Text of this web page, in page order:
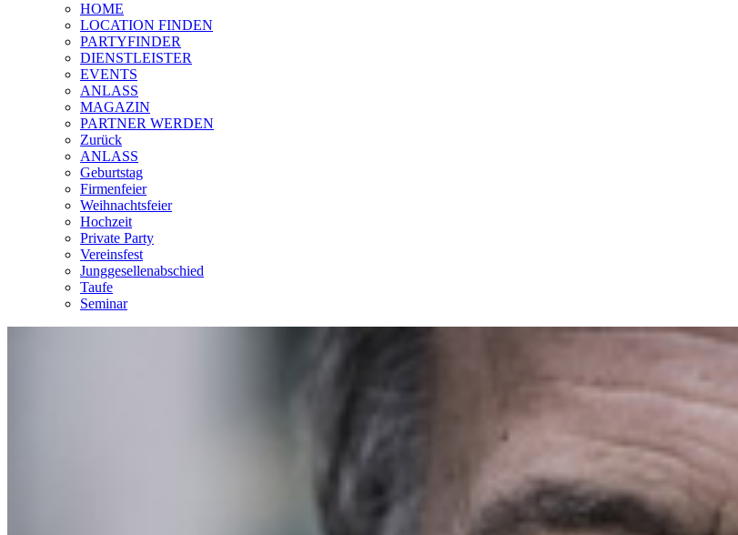
HOME
LOCATION FINDEN
PARTYFINDER
DIENSTLEISTER
EVENTS
ANLASS
MAGAZIN
PARTNER WERDEN
Zurück
ANLASS
Geburtstag
Firmenfeier
Weihnachtsfeier
Hochzeit
Private Party
Vereinsfest
Junggesellenabschied
Taufe
Seminar